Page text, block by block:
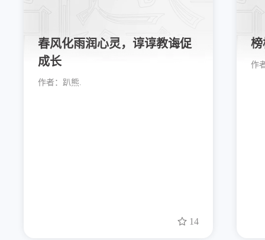
春风化雨润心灵，谆谆教诲促
成长
作者： 趴熊.
14
榜
作